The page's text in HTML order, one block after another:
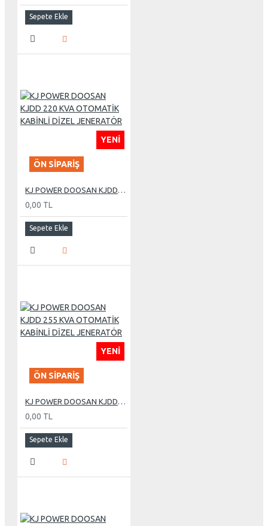
Sepete Ekle
YENI
ÖN SIPARIŞ
KJ POWER DOOSAN KJDD 220 KVA OTOMATİK KABİNLİ DİZEL JENERATÖR
0,00 TL
Sepete Ekle
YENI
ÖN SIPARIŞ
KJ POWER DOOSAN KJDD 255 KVA OTOMATİK KABİNLİ DİZEL JENERATÖR
0,00 TL
Sepete Ekle